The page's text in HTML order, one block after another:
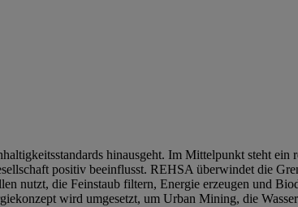
hinausgeht. Im Mittelpunkt steht ein
positiv beeinflusst. REHSA überwindet die
nutzt, die Feinstaub filtern, Energie erzeugen und
wird umgesetzt, um Urban Mining, die